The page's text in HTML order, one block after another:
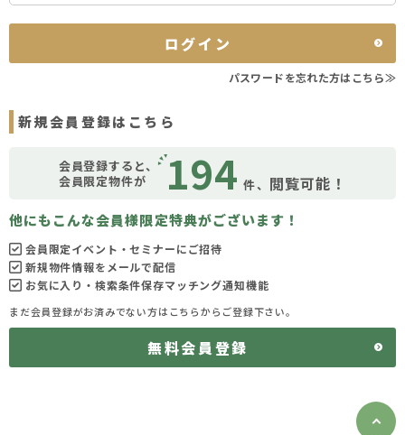
ログイン
パスワードを忘れた方はこちら≫
新規会員登録はこちら
会員登録すると、
会員限定物件が
194 件、 閲覧可能！
他にもこんな会員様限定特典がございます！
会員限定イベント・セミナーにご招待
新規物件情報をメールで配信
お気に入り・検索条件保存マッチング通知機能
まだ会員登録がお済みでない方はこちらからご登録下さい。
無料会員登録